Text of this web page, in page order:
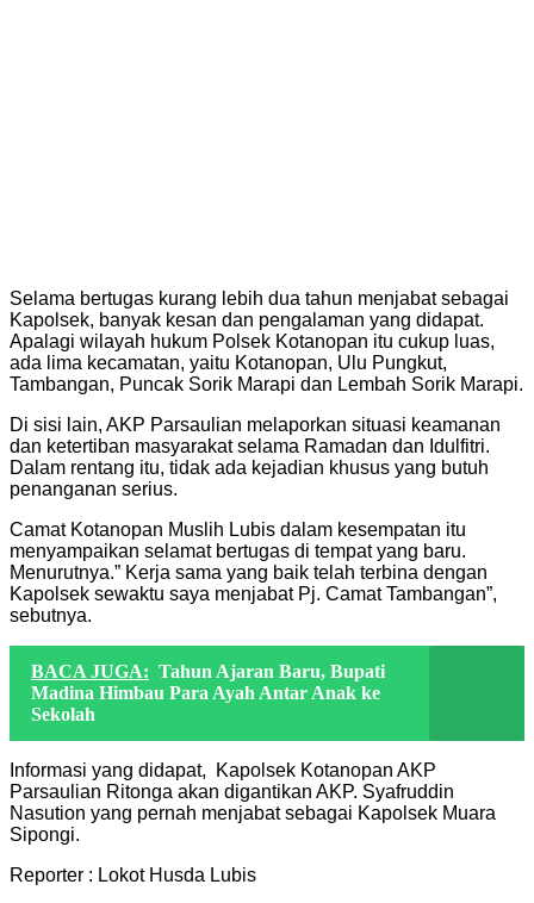
Selama bertugas kurang lebih dua tahun menjabat sebagai
Kapolsek, banyak kesan dan pengalaman yang didapat.
Apalagi wilayah hukum Polsek Kotanopan itu cukup luas,
ada lima kecamatan, yaitu Kotanopan, Ulu Pungkut,
Tambangan, Puncak Sorik Marapi dan Lembah Sorik Marapi.
Di sisi lain, AKP Parsaulian melaporkan situasi keamanan
dan ketertiban masyarakat selama Ramadan dan Idulfitri.
Dalam rentang itu, tidak ada kejadian khusus yang butuh
penanganan serius.
Camat Kotanopan Muslih Lubis dalam kesempatan itu
menyampaikan selamat bertugas di tempat yang baru.
Menurutnya.” Kerja sama yang baik telah terbina dengan
Kapolsek sewaktu saya menjabat Pj. Camat Tambangan”,
sebutnya.
BACA JUGA: Tahun Ajaran Baru, Bupati
Madina Himbau Para Ayah Antar Anak ke
Sekolah
Informasi yang didapat, Kapolsek Kotanopan AKP
Parsaulian Ritonga akan digantikan AKP. Syafruddin
Nasution yang pernah menjabat sebagai Kapolsek Muara
Sipongi.
Reporter : Lokot Husda Lubis